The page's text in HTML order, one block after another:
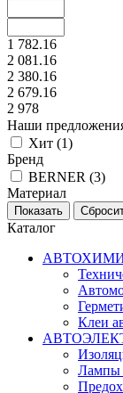
1 782.16
2 081.16
2 380.16
2 679.16
2 978
Наши
Хит (1)
Бренд
BERNER (3)
Материал
Показать
Каталог
Клеи
Лампы